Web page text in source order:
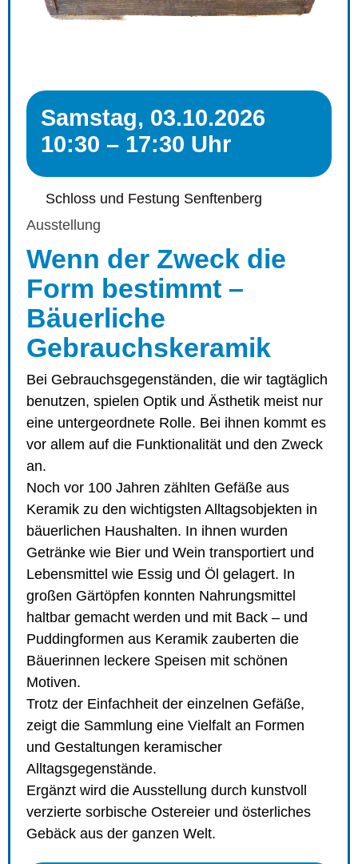
Samstag, 03.10.2026
10:30 – 17:30 Uhr
Schloss und Festung Senftenberg
Ausstellung
Wenn der Zweck die
Form bestimmt –
Bäuerliche
Gebrauchskeramik
Bei Gebrauchsgegenständen, die wir tagtäglich
benutzen, spielen Optik und Ästhetik meist nur
eine untergeordnete Rolle. Bei ihnen kommt es
vor allem auf die Funktionalität und den Zweck
an.
Noch vor 100 Jahren zählten Gefäße aus
Keramik zu den wichtigsten Alltagsobjekten in
bäuerlichen Haushalten. In ihnen wurden
Getränke wie Bier und Wein transportiert und
Lebensmittel wie Essig und Öl gelagert. In
großen Gärtöpfen konnten Nahrungsmittel
haltbar gemacht werden und mit Back – und
Puddingformen aus Keramik zauberten die
Bäuerinnen leckere Speisen mit schönen
Motiven.
Trotz der Einfachheit der einzelnen Gefäße,
zeigt die Sammlung eine Vielfalt an Formen
und Gestaltungen keramischer
Alltagsgegenstände.
Ergänzt wird die Ausstellung durch kunstvoll
verzierte sorbische Ostereier und österliches
Gebäck aus der ganzen Welt.